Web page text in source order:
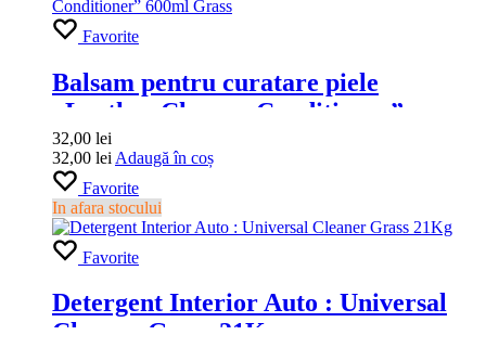
Favorite
Balsam pentru curatare piele
„Leather Cleaner Conditioner”
600ml Grass
32,00 lei
32,00 lei Adaugă în coș
Favorite
In afara stocului
Favorite
Detergent Interior Auto : Universal
Cleaner Grass 21Kg